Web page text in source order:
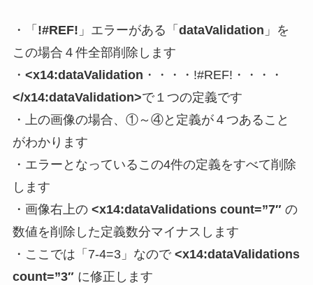
・「 !#REF! 」エラーがある「 dataValidation 」を
この場合４件全部削除します
・ <x14:dataValidation ・・・・!#REF!・・・・
</x14:dataValidation>で１つの定義です
・上の画像の場合、①～④と定義が４つあること
がわかります
・エラーとなっているこの4件の定義をすべて削除
します
・画像右上の<x14:dataValidations count=”7″ の
数値を削除した定義数分マイナスします
・ここでは「7-4=3」なので <x14:dataValidations
count=”3″ に修正します